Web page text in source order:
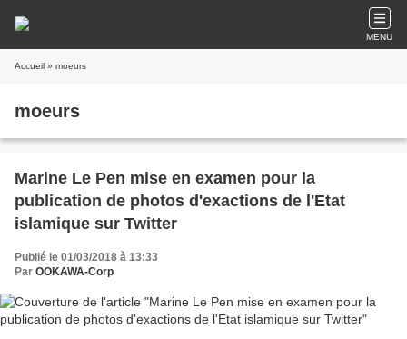
MENU
Accueil » moeurs
moeurs
Marine Le Pen mise en examen pour la
publication de photos d'exactions de l'Etat
islamique sur Twitter
Publié le 01/03/2018 à 13:33
Par OOKAWA-Corp